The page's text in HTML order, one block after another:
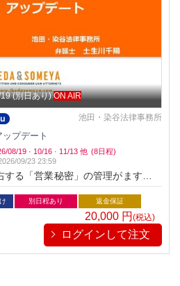
(別日あり) ON AIR
池田・染谷法律事務所
プデート
08/19 · 10/16 · 11/13 他 (8日程)
09/23 23:59
る「営業秘密」の管理がますます
し、秘密管理性が不十分な場合、法
存在します。本セミナーでは、営業
や管理方法を具体的な事例とともに
べます。法的トラブルを未然に防
ウハウを手に入れましょう。
別日程あり 返金保証
20,000 円(税込)
ログインして注文